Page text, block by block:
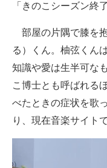
「きのこシーズン終
部屋の片隅で膝を
る）くん。柚弦くん
知識や愛は生半可な
こ博士とも呼ばれる
べたときの症状を歌
り、現在音楽サイト